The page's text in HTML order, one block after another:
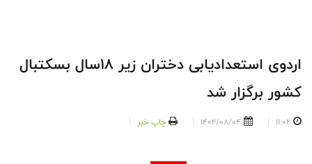
اردوی استعدادیابی دختران زیر ۱۸سال بسکتبال
کشور برگزار شد
11:02
1402/08/04 چاپ خبر